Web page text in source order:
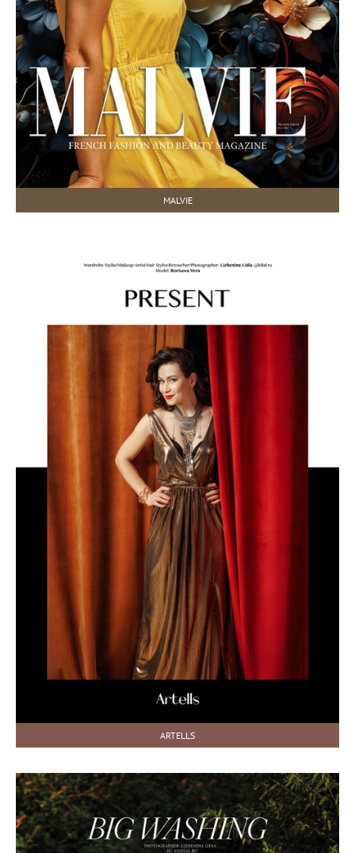
MALVIE
ARTELLS